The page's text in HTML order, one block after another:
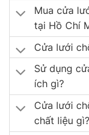
Mua cửa
tại Hồ Chí
Cửa lưới
Sử dụng
ích gì?
Cửa lưới
chất liệu gì?